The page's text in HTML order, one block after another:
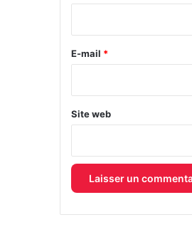
e
E-mail *
Site web